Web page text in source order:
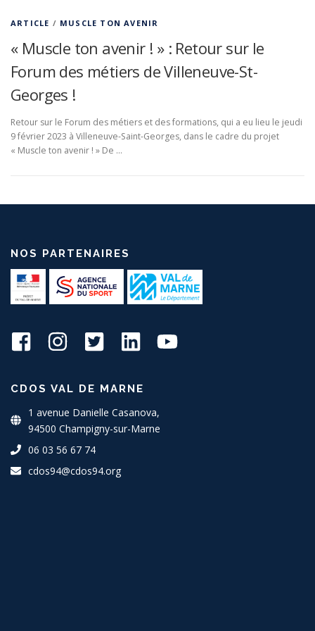
ARTICLE / MUSCLE TON AVENIR
« Muscle ton avenir ! » : Retour sur le
Forum des métiers de Villeneuve-St-
Georges !
Retour sur le Forum des métiers et des formations, qui a eu lieu le jeudi
9 février 2023 à Villeneuve-Saint-Georges, dans le cadre du projet
« Muscle ton avenir ! » De …
NOS PARTENAIRES
CDOS VAL DE MARNE
1 avenue Danielle Casanova,
94500 Champigny-sur-Marne
06 03 56 67 74
cdos94@cdos94.org